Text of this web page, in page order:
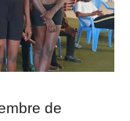
de